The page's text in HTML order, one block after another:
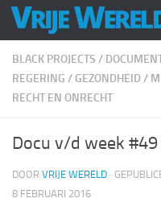
Doorgaan naar inhoud
BLACK PROJECTS /
REGERING / GEZONDHEID /
RECHT EN ONRECHT
Docu v/d week
DOOR VRIJE WERELD ·
8 FEBRUARI 2016